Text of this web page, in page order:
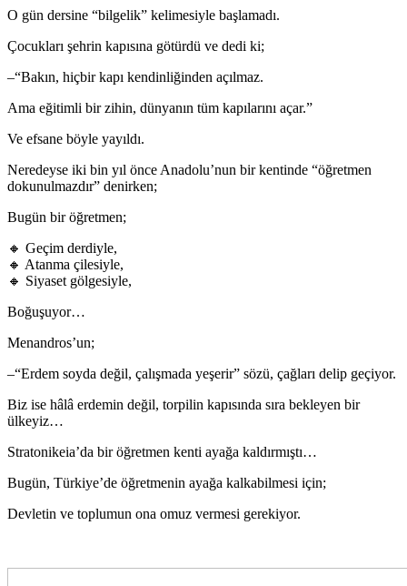
O gün dersine “bilgelik” kelimesiyle başlamadı.
Çocukları şehrin kapısına götürdü ve dedi ki;
–“Bakın, hiçbir kapı kendinliğinden açılmaz.
Ama eğitimli bir zihin, dünyanın tüm kapılarını açar.”
Ve efsane böyle yayıldı.
Neredeyse iki bin yıl önce Anadolu’nun bir kentinde “öğretmen
dokunulmazdır” denirken;
Bugün bir öğretmen;
🔸 Geçim derdiyle,
🔸 Atanma çilesiyle,
🔸 Siyaset gölgesiyle,
Boğuşuyor…
Menandros’un;
–“Erdem soyda değil, çalışmada yeşerir” sözü, çağları delip geçiyor.
Biz ise hâlâ erdemin değil, torpilin kapısında sıra bekleyen bir
ülkeyiz…
Stratonikeia’da bir öğretmen kenti ayağa kaldırmıştı…
Bugün, Türkiye’de öğretmenin ayağa kalkabilmesi için;
Devletin ve toplumun ona omuz vermesi gerekiyor.